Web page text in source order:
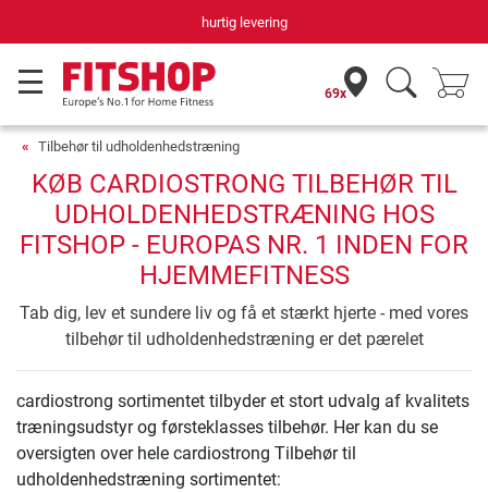
hurtig levering
69x
Tilbehør til udholdenhedstræning
KØB CARDIOSTRONG TILBEHØR TIL
UDHOLDENHEDSTRÆNING HOS
FITSHOP - EUROPAS NR. 1 INDEN FOR
HJEMMEFITNESS
Tab dig, lev et sundere liv og få et stærkt hjerte - med vores
tilbehør til udholdenhedstræning er det pærelet
cardiostrong sortimentet tilbyder et stort udvalg af kvalitets
træningsudstyr og førsteklasses tilbehør. Her kan du se
oversigten over hele cardiostrong Tilbehør til
udholdenhedstræning sortimentet: